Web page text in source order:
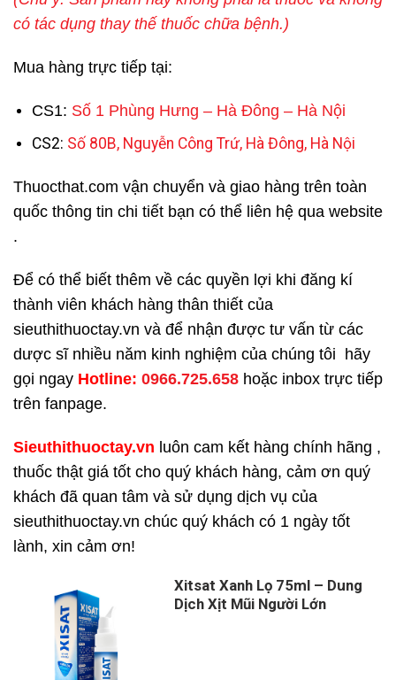
có tác dụng thay thế thuốc chữa bệnh.)
Mua hàng trực tiếp tại:
CS1: Số 1 Phùng Hưng – Hà Đông – Hà Nội
CS2: Số 80B, Nguyễn Công Trứ, Hà Đông, Hà Nội
Thuocthat.com vận chuyển và giao hàng trên toàn
quốc thông tin chi tiết bạn có thể liên hệ qua website
.
Để có thể biết thêm về các quyền lợi khi đăng kí
thành viên khách hàng thân thiết của
sieuthithuoctay.vn và để nhận được tư vấn từ các
dược sĩ nhiều năm kinh nghiệm của chúng tôi hãy
gọi ngay Hotline: 0966.725.658 hoặc inbox trực tiếp
trên fanpage.
Sieuthithuoctay.vn luôn cam kết hàng chính hãng ,
thuốc thật giá tốt cho quý khách hàng, cảm ơn quý
khách đã quan tâm và sử dụng dịch vụ của
sieuthithuoctay.vn chúc quý khách có 1 ngày tốt
lành, xin cảm ơn!
Xitsat Xanh Lọ 75ml – Dung
Dịch Xịt Mũi Người Lớn